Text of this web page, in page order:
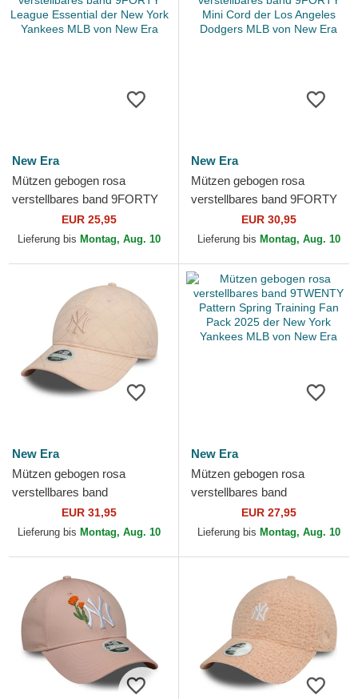
New Era
Mützen gebogen rosa
verstellbares band 9FORTY
League Essential der New
York Yankees MLB von New
EUR 25,95
Lieferung bis Montag, Aug. 10
New Era
Mützen gebogen rosa
verstellbares band 9FORTY
Mini Cord der Los Angeles
Dodgers MLB von New Era
EUR 30,95
Lieferung bis Montag, Aug. 10
New Era
Mützen gebogen rosa
verstellbares band
9TWENTY Padded der New
York Yankees MLB von New
EUR 31,95
Lieferung bis Montag, Aug. 10
New Era
Mützen gebogen rosa
verstellbares band
9TWENTY Pattern Spring
Training Fan Pack 2025 der
EUR 27,95
Lieferung bis Montag, Aug. 10